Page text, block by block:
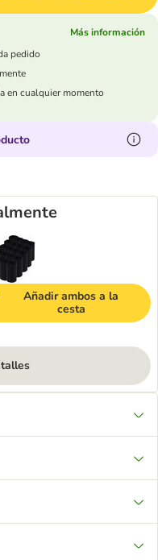
Más información
pedido
en cualquier momento
Añadir ambos a la
cesta